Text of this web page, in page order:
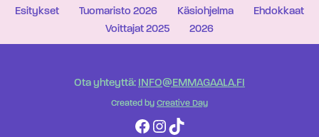
Esitykset
Tuomaristo 2026 Käsiohjelma
Ehdokkaat
Voittajat 2025
2026
Ota yhteyttä: INFO@EMMAGAALA.FI
Created by Creative Day